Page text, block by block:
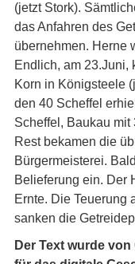
(jetzt Stork).
das Anfahren des
übernehmen. Herne
Endlich, am 23.Juni,
Korn in Königsteele
den 40 Scheffel
Scheffel, Baukau
Rest bekamen die
Bürgermeisterei.
Belieferung ein. Der
Ernte. Die Teuerung
sanken die
Der Text wurde